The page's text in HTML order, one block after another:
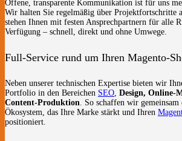
Offene, transparente Kommunikation ist für uns
Wir halten Sie regelmäßig über Projektfortschritte
stehen Ihnen mit festen Ansprechpartnern für alle
Verfügung – schnell, direkt und ohne Umwege.
Full-Service rund um Ihren Magento-
Neben unserer technischen Expertise bieten wir
Portfolio in den Bereichen SEO, Design, Online-
Content-Produktion. So schaffen wir gemeinsam
Ökosystem, das Ihre Marke stärkt und Ihren
positioniert.